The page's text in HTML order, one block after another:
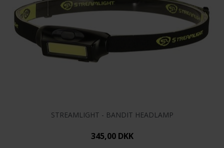
STREAMLIGHT - BANDIT HEADLAMP
345,00 DKK